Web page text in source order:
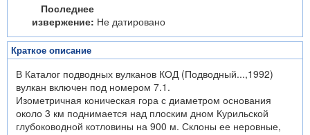
Последнее
извержение: Не датировано
Краткое описание
В Каталог подводных вулканов КОД (Подводный...,1992)
вулкан включен под номером 7.1.
Изометричная коническая гора с диаметром основания
около 3 км поднимается над плоским дном Курильской
глубоководной котловины на 900 м. Склоны ее неровные,